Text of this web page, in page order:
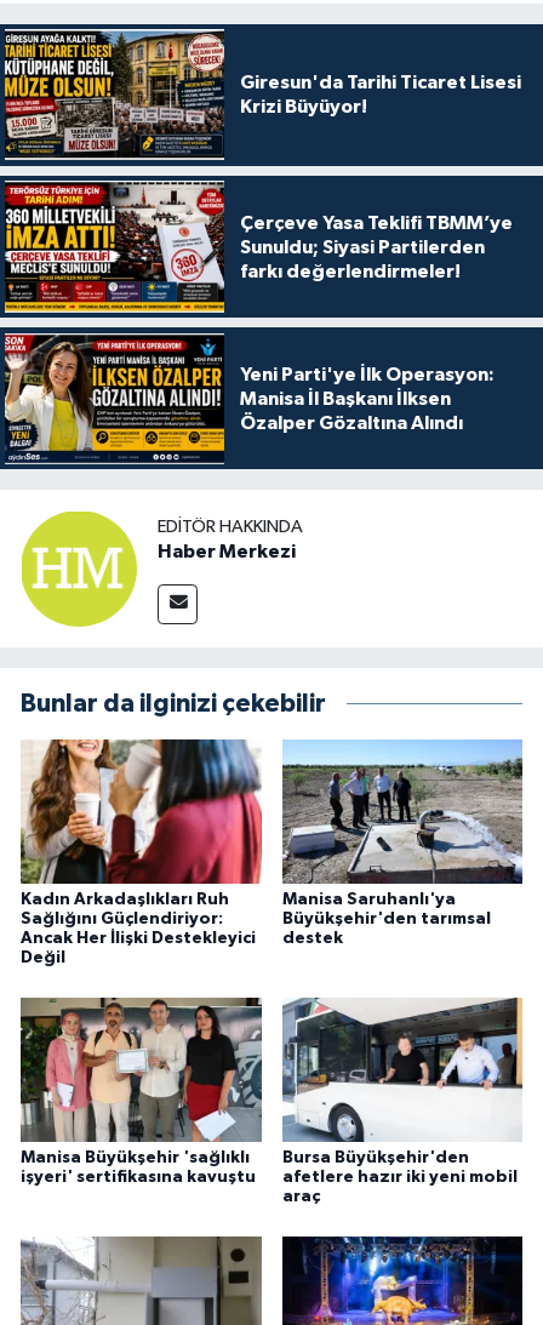
Giresun'da Tarihi Ticaret Lisesi
Krizi Büyüyor!
Çerçeve Yasa Teklifi TBMM’ye
Sunuldu; Siyasi Partilerden
farkı değerlendirmeler!
Yeni Parti'ye İlk Operasyon:
Manisa İl Başkanı İlksen
Özalper Gözaltına Alındı
EDITÖR HAKKINDA
Haber Merkezi
Bunlar da ilginizi çekebilir
Kadın Arkadaşlıkları Ruh
Sağlığını Güçlendiriyor:
Ancak Her İlişki Destekleyici
Değil
Manisa Saruhanlı'ya
Büyükşehir'den tarımsal
destek
Manisa Büyükşehir 'sağlıklı
işyeri' sertifikasına kavuştu
Bursa Büyükşehir'den
afetlere hazır iki yeni mobil
araç